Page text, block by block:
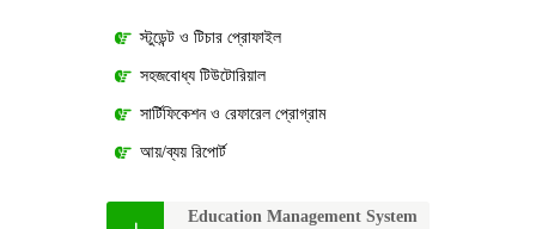
স্টুডেন্ট ও টিচার প্রোফাইল
সহজবোধ্য টিউটোরিয়াল
সার্টিফিকেশন ও রেফারেল প্রোগ্রাম
আয়/ব্যয় রিপোর্ট
Education Management System